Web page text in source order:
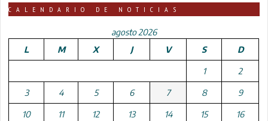
CALENDARIO DE NOTICIAS
agosto 2026
L
M X J V S D
1 2
3 4 5 6 7 8 9
10 11 12 13 14 15 16